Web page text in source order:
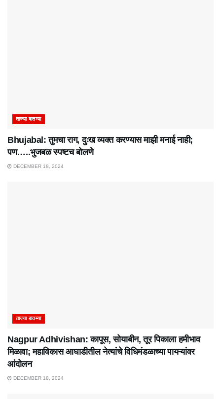
ताज्या बातम्या
Bhujabal: तुमचा राग, दुःख व्यक्त करण्यास माझी मनाई नाही;
पण…..भुजबळ स्पष्टच बोलणे
DECEMBER 18, 2024
ताज्या बातम्या
Nagpur Adhivishan: कापूस, सोयाबीन, तूर पिकाला हमीभाव
मिळावा; महाविकास आघाडीतील नेत्यांचे विधिमंडळाच्या पायऱ्यांवर
आंदोलन
DECEMBER 18, 2024